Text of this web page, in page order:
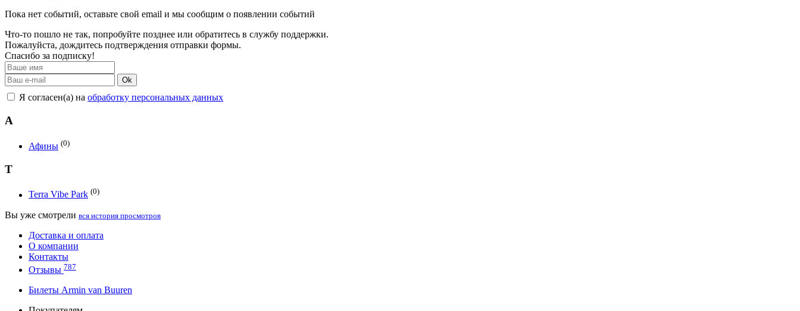
Пока нет событий, оставьте свой email и мы сообщим о появлении событий
Что-то пошло не так, попробуйте позднее или обратитесь в службу поддержки.
Пожалуйста, дождитесь подтверждения отправки формы.
Спасибо за подписку!
Ok
Я согласен(а) на обработку персональных данных
А
Афины (0)
T
Terra Vibe Park (0)
Вы уже смотрели вся история просмотров
Доставка и оплата
О компании
Контакты
Отзывы 787
Билеты Armin van Buuren